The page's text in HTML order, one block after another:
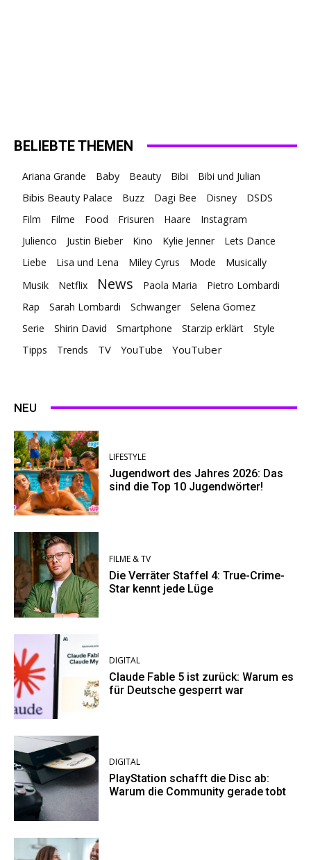
BELIEBTE THEMEN
Ariana Grande Baby Beauty Bibi Bibi und Julian
Bibis Beauty Palace Buzz Dagi Bee Disney
DSDS
Film
Filme Food Frisuren Haare
Instagram
Julienco
Justin Bieber Kino Kylie Jenner
Lets Dance
Liebe
Lisa und Lena Miley Cyrus Mode
Musically
Musik
Netflix News Paola Maria
Pietro Lombardi
Rap
Sarah Lombardi Schwanger
Selena Gomez
Serie
Shirin David Smartphone Starzip erklärt
Style
Tipps
Trends TV YouTube YouTuber
NEU
LIFESTYLE
Jugendwort des Jahres 2026: Das
sind die Top 10 Jugendwörter!
FILME & TV
Die Verräter Staffel 4: True-Crime-
Star kennt jede Lüge
DIGITAL
Claude Fable 5 ist zurück: Warum es
für Deutsche gesperrt war
DIGITAL
PlayStation schafft die Disc ab:
Warum die Community gerade tobt